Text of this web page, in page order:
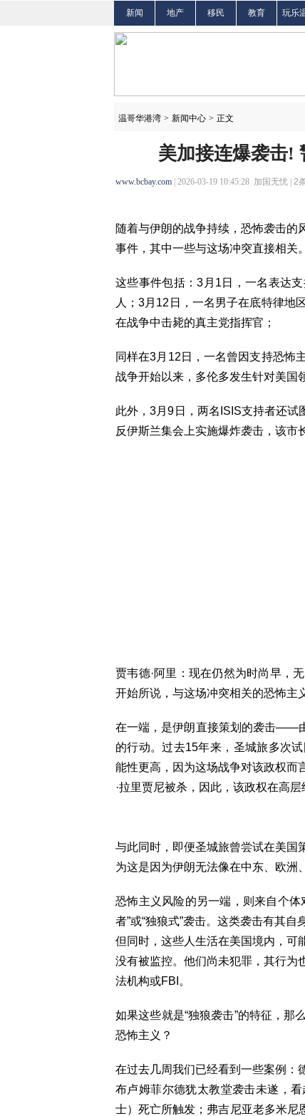
新闻 地产 移民 教育 玩乐
温哥华港湾 > 新闻中心 > 正文
美加接连爆袭击!
www.bcbay.com | 2026-03-19 10:45:28 加国无忧 | 2
随着与伊朗的战争持续，恐怖袭击的
事件，其中一些与这场冲突直接相关。
这些事件包括：3月1日，一名表达
人；3月12日，一名男子在底特律地
在战争中击毙的真主党指挥官；
同样在3月12日，一名曾因支持恐怖
战争开始以来，多伦多发生针对美国
此外，3月9日，两名ISIS支持者还
反伊斯兰集会上实施爆炸袭击，该市
贾韦德·阿里：现在仍然为时尚早，
开始所说，与这场冲突相关的恐怖主
在一端，是伊朗直接策划的袭击——
的行动。过去15年来，圣城旅多次
能性更高，因为这场战争对该政权而
·拉里贾尼被杀，因此，该政权在高层
与此同时，即便圣城旅曾尝试在美国
为这是因为伊朗无法像在中东、欧洲
恐怖主义风险的另一端，则来自个
者”或“独狼式”袭击。这类袭击有其
但同时，这些人生活在美国境内，可
没有被监控。他们尚未犯罪，其行为
法机构或FBI。
如果这些就是“独狼袭击”的特征，那
恐怖主义？
在过去几周我们已经看到一些案例：
布卢姆菲尔德犹太教堂袭击未遂，
士）死亡所触发；弗吉尼亚老多米尼